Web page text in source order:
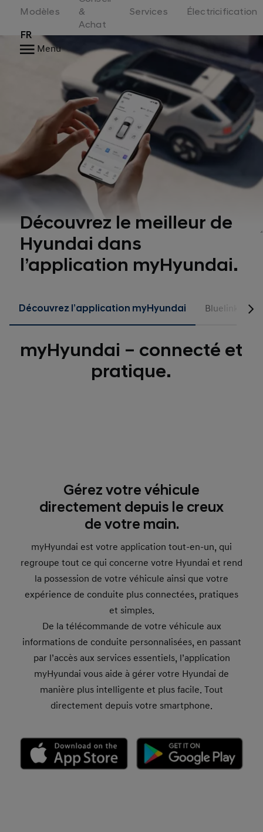
Switzerland
Modèles
&
Achat
Services Électricification
FR
Menu
Découvrez le meilleur de
Hyundai dans
l’application myHyundai.
Découvrez l’application myHyundai Bluelink
myHyundai – connecté et
pratique.
Gérez votre véhicule
directement depuis le creux
de votre main.
myHyundai est votre application tout-en-un, qui
regroupe tout ce qui concerne votre Hyundai et rend
la possession de votre véhicule ainsi que votre
expérience de conduite plus connectées, pratiques
et simples.
De la télécommande de votre véhicule aux
informations de conduite personnalisées, en passant
par l’accès aux services essentiels, l’application
myHyundai vous aide à gérer votre Hyundai de
manière plus intelligente et plus facile. Tout
directement depuis votre smartphone.